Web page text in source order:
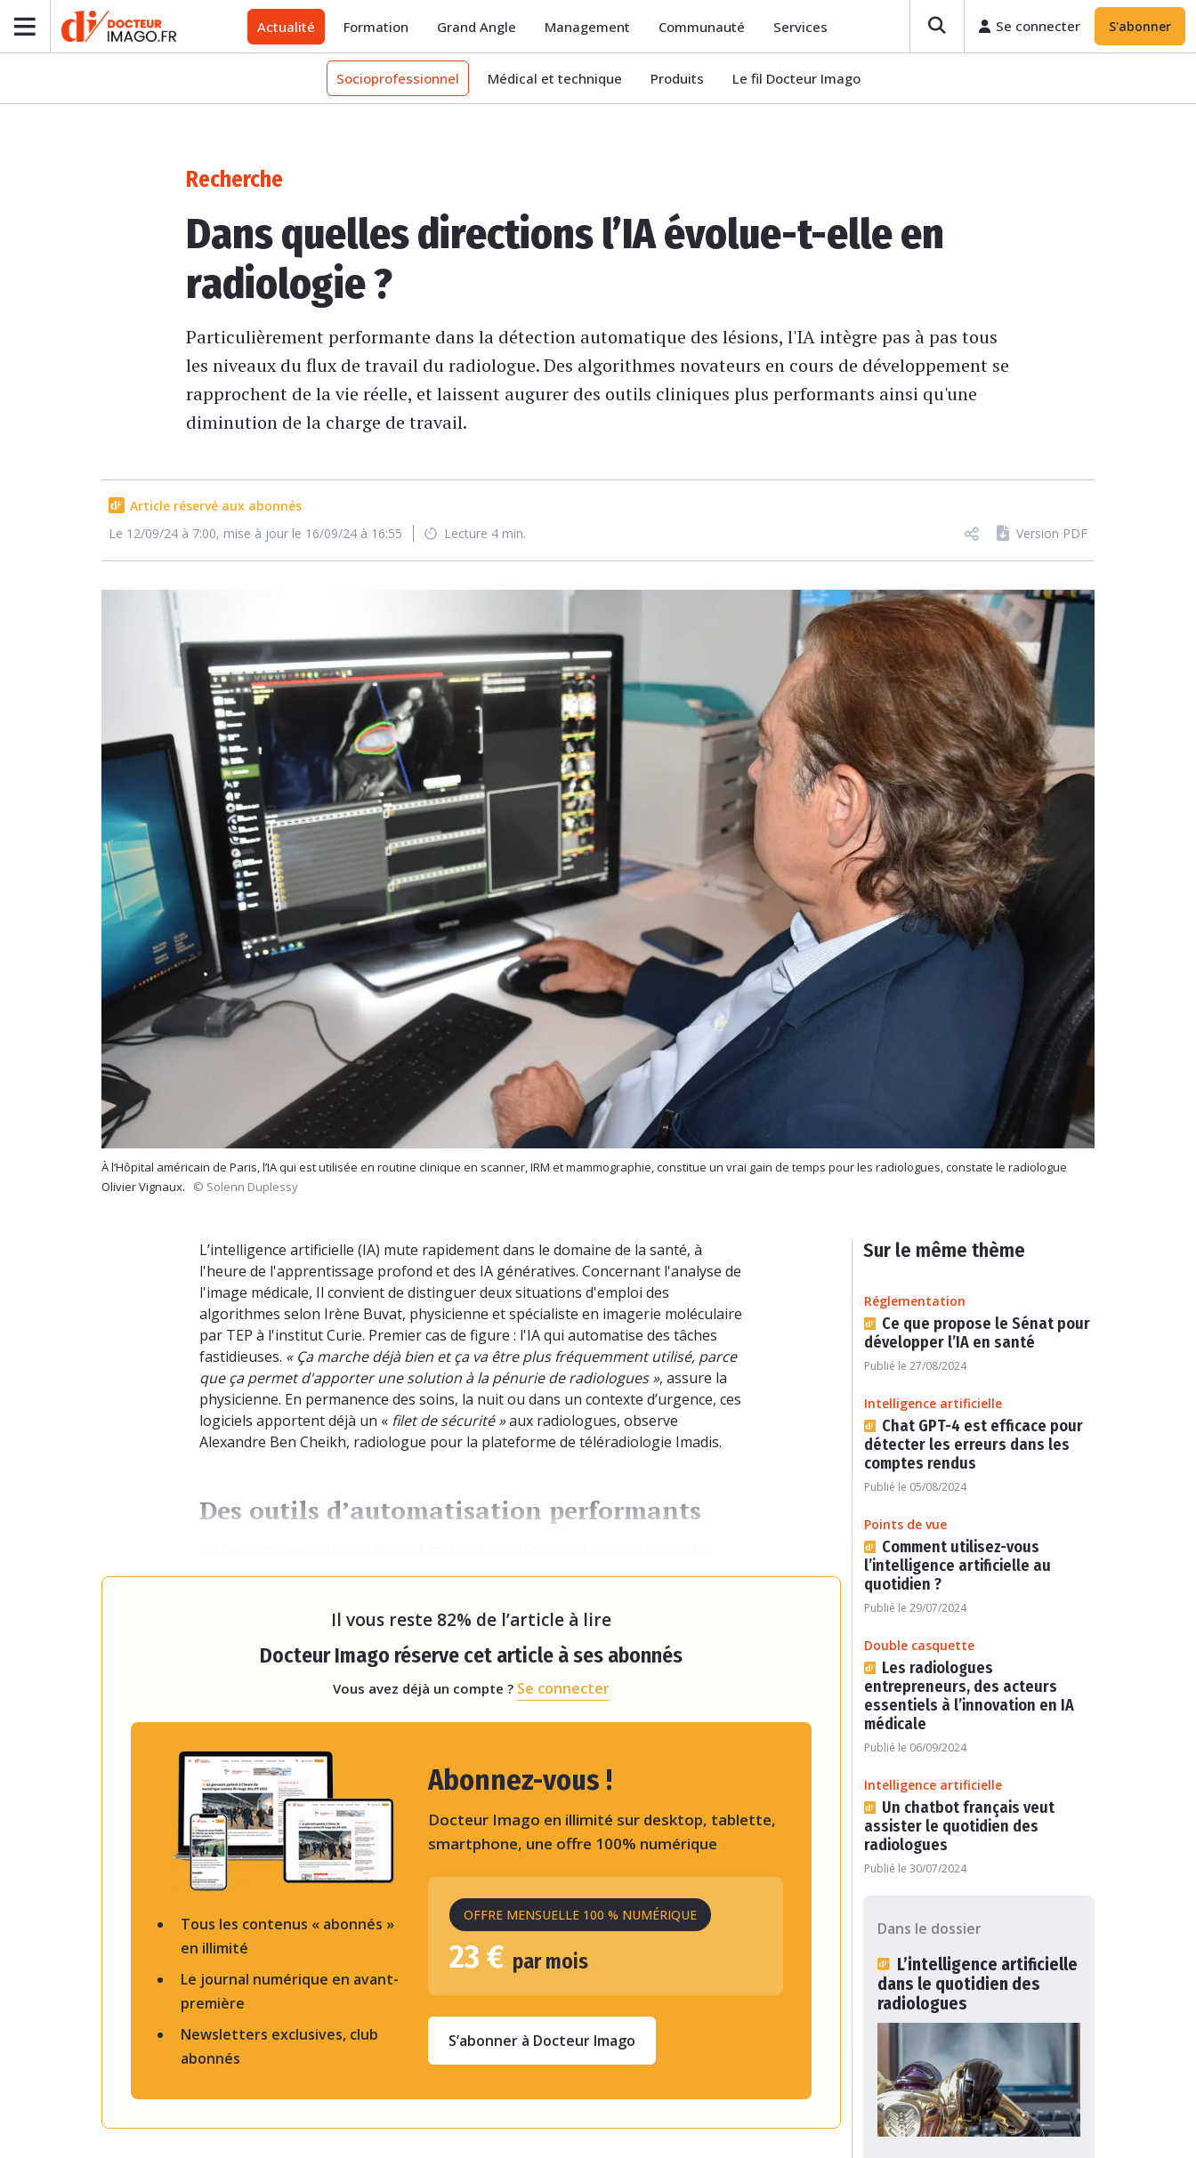
Actualité Formation Grand Angle Management Communauté Services Se connecter S'abonner
Socioprofessionnel Médical et technique Produits Le fil Docteur Imago
Recherche
Dans quelles directions l’IA évolue-t-elle en
radiologie ?
Particulièrement performante dans la détection automatique des lésions, l'IA intègre pas à pas tous
les niveaux du flux de travail du radiologue. Des algorithmes novateurs en cours de développement se
rapprochent de la vie réelle, et laissent augurer des outils cliniques plus performants ainsi qu'une
diminution de la charge de travail.
Article réservé aux abonnés
Le 12/09/24 à 7:00, mise à jour le 16/09/24 à 16:55
Lecture 4 min. Version PDF
À l’Hôpital américain de Paris, l’IA qui est utilisée en routine clinique en scanner, IRM et mammographie, constitue un vrai gain de temps pour les radiologues, constate le radiologue
Olivier Vignaux.
© Solenn Duplessy
L’intelligence artificielle (IA) mute rapidement dans le domaine de la santé, à
l'heure de l'apprentissage profond et des IA génératives. Concernant l'analyse de
l'image médicale, Il convient de distinguer deux situations d'emploi des
algorithmes selon Irène Buvat, physicienne et spécialiste en imagerie moléculaire
par TEP à l'institut Curie. Premier cas de figure : l'IA qui automatise des tâches
fastidieuses. « Ça marche déjà bien et ça va être plus fréquemment utilisé, parce
que ça permet d'apporter une solution à la pénurie de radiologues », assure la
physicienne. En permanence des soins, la nuit ou dans un contexte d’urgence, ces
logiciels apportent déjà un «filet de sécurité »aux radiologues, observe
Alexandre Ben Cheikh, radiologue pour la plateforme de téléradiologie Imadis.
Des outils d’automatisation performants
Il vous reste 82% de l’article à lire
Docteur Imago réserve cet article à ses abonnés
Vous avez déjà un compte ? Se connecter
Tous les contenus « abonnés »
en illimité
Le journal numérique en avant-
première
Newsletters exclusives, club
abonnés
Abonnez-vous !
Docteur Imago en illimité sur desktop, tablette,
smartphone, une offre 100% numérique
OFFRE MENSUELLE 100 % NUMÉRIQUE
23 € par mois
S’abonner à Docteur Imago
Sur le même thème
Réglementation
Ce que propose le Sénat pour
développer l’IA en santé
Publié le 27/08/2024
Intelligence artificielle
Chat GPT-4 est efficace pour
détecter les erreurs dans les
comptes rendus
Publié le 05/08/2024
Points de vue
Comment utilisez-vous
l’intelligence artificielle au
quotidien ?
Publié le 29/07/2024
Double casquette
Les radiologues
entrepreneurs, des acteurs
essentiels à l’innovation en IA
médicale
Publié le 06/09/2024
Intelligence artificielle
Un chatbot français veut
assister le quotidien des
radiologues
Publié le 30/07/2024
Dans le dossier
L’intelligence artificielle
dans le quotidien des
radiologues